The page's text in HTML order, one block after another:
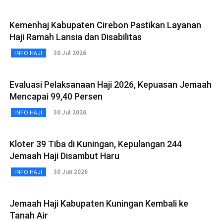
Kemenhaj Kabupaten Cirebon Pastikan Layanan
Haji Ramah Lansia dan Disabilitas
INFO HAJI 30 Jul 2026
Evaluasi Pelaksanaan Haji 2026, Kepuasan Jemaah
Mencapai 99,40 Persen
INFO HAJI 30 Jul 2026
Kloter 39 Tiba di Kuningan, Kepulangan 244
Jemaah Haji Disambut Haru
INFO HAJI 30 Jun 2026
Jemaah Haji Kabupaten Kuningan Kembali ke
Tanah Air